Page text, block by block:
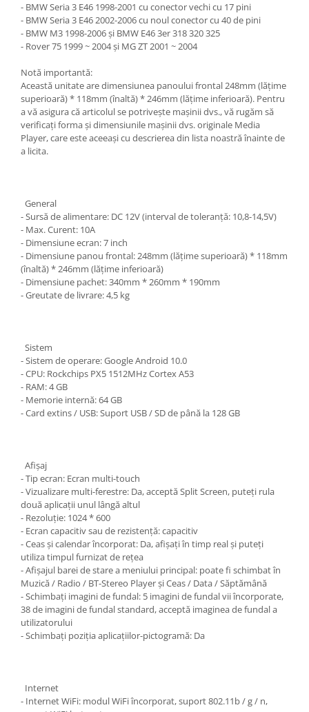
- BMW Seria 3 E46 1998-2001 cu conector vechi cu 17 pini
- BMW Seria 3 E46 2002-2006 cu noul conector cu 40 de pini
- BMW M3 1998-2006 și BMW E46 3er 318 320 325
- Rover 75 1999 ~ 2004 și MG ZT 2001 ~ 2004
Notă importantă:
Această unitate are dimensiunea panoului frontal 248mm (lățime
superioară) * 118mm (înaltă) * 246mm (lățime inferioară). Pentru
a vă asigura că articolul se potrivește mașinii dvs., vă rugăm să
verificați forma și dimensiunile mașinii dvs. originale Media
Player, care este aceeași cu descrierea din lista noastră înainte de
a licita.
General
- Sursă de alimentare: DC 12V (interval de toleranță: 10,8-14,5V)
- Max. Curent: 10A
- Dimensiune ecran: 7 inch
- Dimensiune panou frontal: 248mm (lățime superioară) * 118mm
(înaltă) * 246mm (lățime inferioară)
- Dimensiune pachet: 340mm * 260mm * 190mm
- Greutate de livrare: 4,5 kg
Sistem
- Sistem de operare: Google Android 10.0
- CPU: Rockchips PX5 1512MHz Cortex A53
- RAM: 4 GB
- Memorie internă: 64 GB
- Card extins / USB: Suport USB / SD de până la 128 GB
Afişaj
- Tip ecran: Ecran multi-touch
- Vizualizare multi-ferestre: Da, acceptă Split Screen, puteți rula
două aplicații unul lângă altul
- Rezoluție: 1024 * 600
- Ecran capacitiv sau de rezistență: capacitiv
- Ceas și calendar încorporat: Da, afișați în timp real și puteți
utiliza timpul furnizat de rețea
- Afișajul barei de stare a meniului principal: poate fi schimbat în
Muzică / Radio / BT-Stereo Player și Ceas / Data / Săptămână
- Schimbați imagini de fundal: 5 imagini de fundal vii încorporate,
38 de imagini de fundal standard, acceptă imaginea de fundal a
utilizatorului
- Schimbați poziția aplicațiilor-pictogramă: Da
Internet
- Internet WiFi: modul WiFi încorporat, suport 802.11b / g / n,